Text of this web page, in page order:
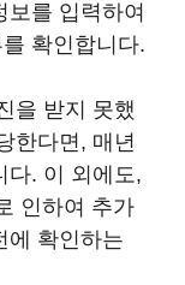
를 입력하여
확인합니다.
을 받지 못했
한다면, 매년
다. 이 외에도,
인하여 추가
에 확인하는